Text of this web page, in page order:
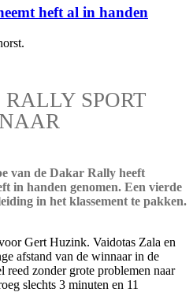
heft al in handen
SPORT
van de Dakar Rally heeft
in handen genomen. Een vierde
in het klassement te pakken.
Gert Huzink. Vaidotas Zala en
afstand van de winnaar in de
zonder grote problemen naar
slechts 3 minuten en 11